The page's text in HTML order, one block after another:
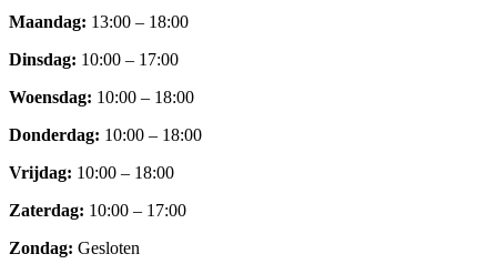
Maandag: 13:00 – 18:00
Dinsdag: 10:00 – 17:00
Woensdag: 10:00 – 18:00
Donderdag: 10:00 – 18:00
Vrijdag: 10:00 – 18:00
Zaterdag: 10:00 – 17:00
Zondag: Gesloten